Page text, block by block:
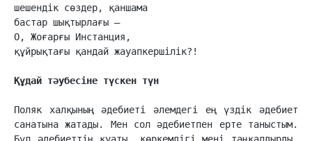
шешендік сөздер, қаншама
бастар шықтырлағы –
О, Жоғарғы Инстанция,
құйрықтағы қандай жауапкершілік?!
Құдай тәубесіне түскен түн